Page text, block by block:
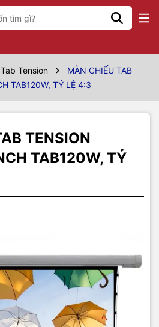
Tension
MÀN CHIẾU TAB
TAB120W, TỶ LỆ 4:3
TENSION
TAB120W, TỶ
TAB120W
Dalite
2m44 x 1m83
96" x 72"
Fiberglass White
0.42mm
1.3 giúp tăng độ tương phản hình
ảnh lên tối đa